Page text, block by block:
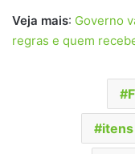
Veja mais: Governo
regras e quem